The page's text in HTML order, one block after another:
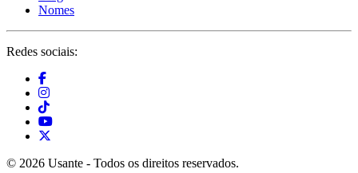
Nomes
Redes sociais:
© 2026 Usante - Todos os direitos reservados.